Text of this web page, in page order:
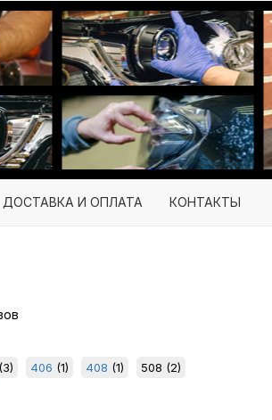
(3) 406 (1) 408 (1) 508 (2)
ДОСТАВКА И ОПЛАТА КОНТАКТЫ